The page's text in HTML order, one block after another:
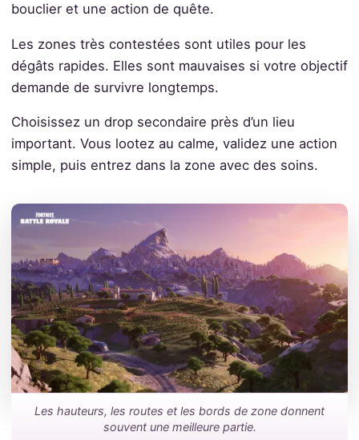
bouclier et une action de quête.
Les zones très contestées sont utiles pour les
dégâts rapides. Elles sont mauvaises si votre objectif
demande de survivre longtemps.
Choisissez un drop secondaire près d’un lieu
important. Vous lootez au calme, validez une action
simple, puis entrez dans la zone avec des soins.
Les hauteurs, les routes et les bords de zone donnent
souvent une meilleure partie.